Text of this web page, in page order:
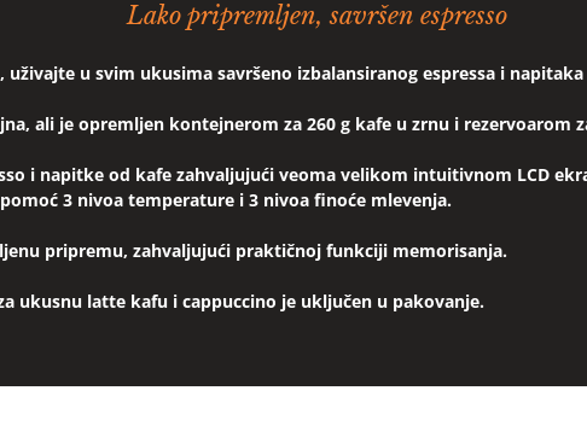
Lako pripremljen, savršen espresso
uživajte u svim ukusima savršeno izbalansiranog espressa i
ali je opremljen kontejnerom za 260 g kafe u zrnu i rezervoarom
i napitke od kafe zahvaljujući veoma velikom intuitivnom LCD
3 nivoa temperature i 3 nivoa finoće mlevenja.
pripremu, zahvaljujući praktičnoj funkciji memorisanja.
ukusnu latte kafu i cappuccino je uključen u pakovanje.